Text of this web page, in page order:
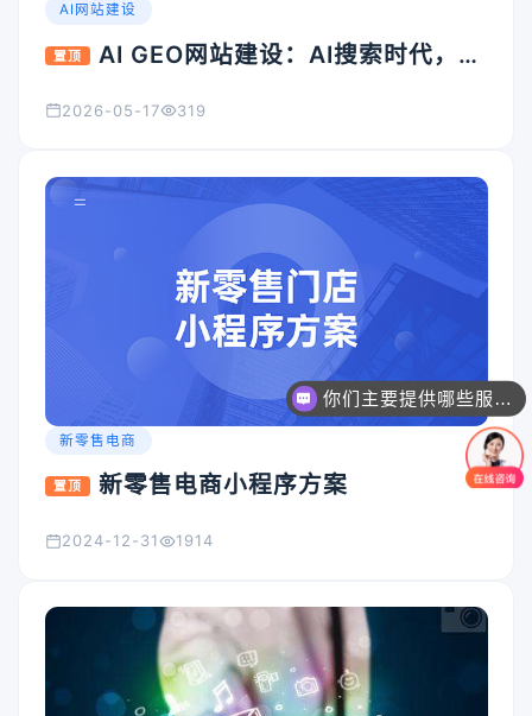
AI网站建设
置顶
AI GEO网站建设：AI搜索时代，企
2026-05-17 319
新零售电商
置顶 新零售电商小程序方案
2024-12-31 1914
你们主要提供哪些服务？可以根据需求定制吗？